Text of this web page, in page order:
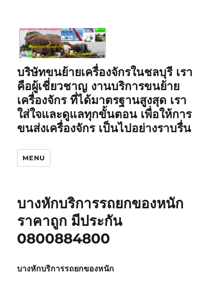
บริษัทขนย้ายเครื่องจักรในชลบุรี เรา
คือผู้เชี่ยวชาญ งานบริการขนย้าย
เครื่องจักร ที่ได้มาตรฐานสูงสุด เรา
ใส่ใจและดูแลทุกขั้นตอน เพื่อให้การ
ขนส่งเครื่องจักร เป็นไปอย่างราบรื่น
MENU
บางหักบริการรถยกของหนัก
ราคาถูก มีประกัน
0800884800
บางหักบริการรถยกของหนัก